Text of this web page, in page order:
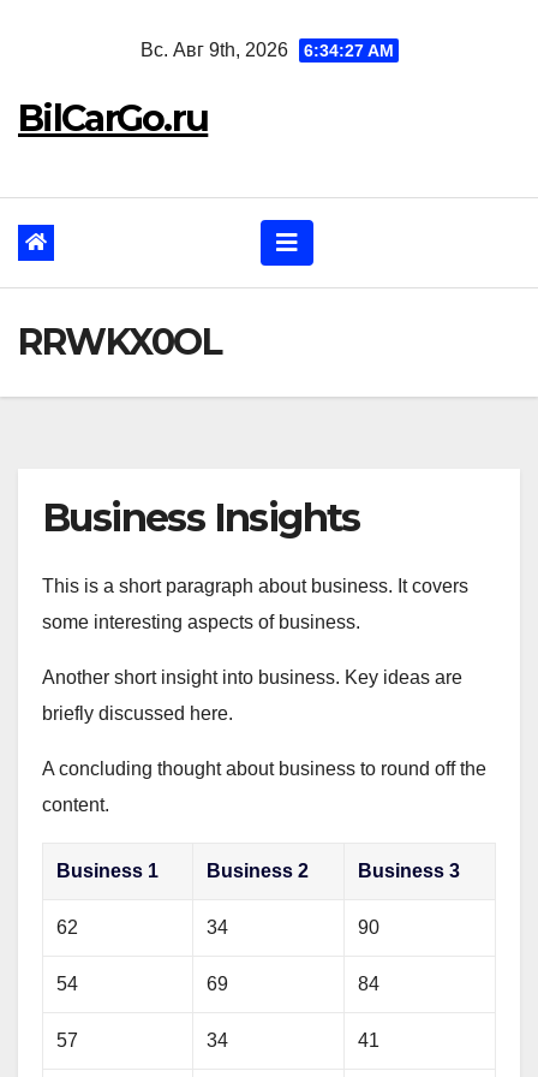
Вс. Авг 9th, 2026 6:34:28 AM
BilCarGo.ru
RRWKX0OL
Business Insights
This is a short paragraph about business. It covers
some interesting aspects of business.
Another short insight into business. Key ideas are
briefly discussed here.
A concluding thought about business to round off the
content.
Business 1 Business 2 Business 3
62 34 90
54 69 84
57 34 41